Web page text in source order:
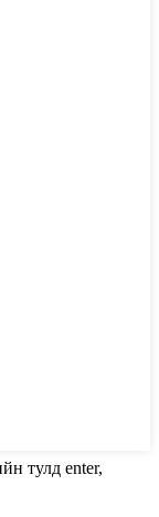
тулд enter,